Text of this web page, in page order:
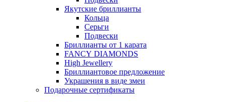
Якутские бриллианты
Кольца
Серьги
Подвески
Бриллианты от 1 карата
FANCY DIAMONDS
High Jewellery
Бриллиантовое предложение
Украшения в виде змеи
Подарочные сертификаты